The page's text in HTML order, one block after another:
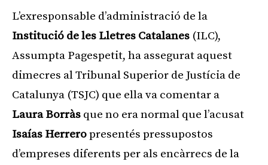
L’exresponsable d’administració de la
Institució de les Lletres Catalanes (ILC),
Assumpta Pagespetit, ha assegurat aquest
dimecres al Tribunal Superior de Justícia de
Catalunya (TSJC) que ella va comentar a
Laura Borràs que no era normal que l’acusat
Isaías Herreropresentés pressupostos
d’empreses diferents per als encàrrecs de la